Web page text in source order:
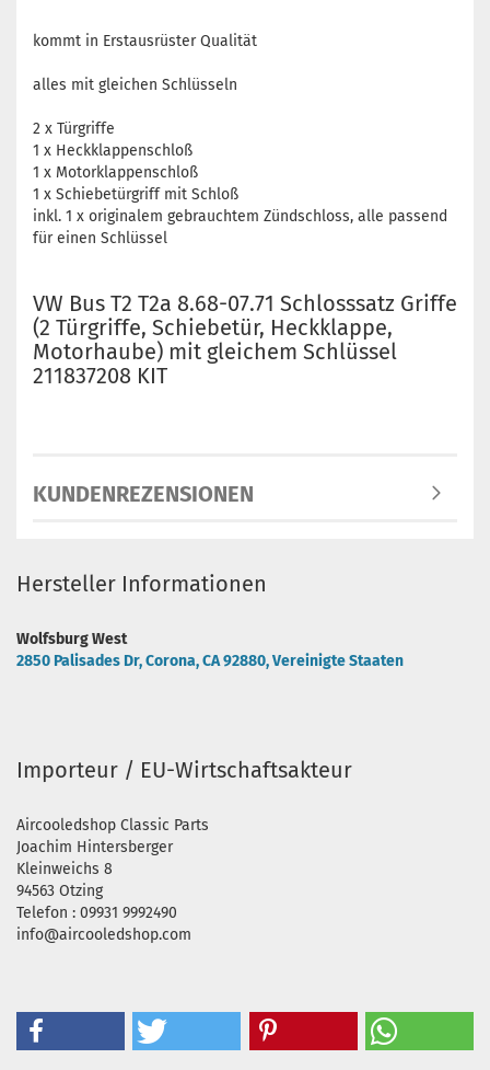
kommt in Erstausrüster Qualität
alles mit gleichen Schlüsseln
2 x Türgriffe
1 x Heckklappenschloß
1 x Motorklappenschloß
1 x Schiebetürgriff mit Schloß
inkl. 1 x originalem gebrauchtem Zündschloss, alle passend
für einen Schlüssel
VW Bus T2 T2a 8.68-07.71 Schlosssatz Griffe
(2 Türgriffe, Schiebetür, Heckklappe,
Motorhaube) mit gleichem Schlüssel
211837208 KIT
KUNDENREZENSIONEN
Hersteller Informationen
Wolfsburg West
2850 Palisades Dr, Corona, CA 92880, Vereinigte Staaten
Importeur / EU-Wirtschaftsakteur
Aircooledshop Classic Parts
Joachim Hintersberger
Kleinweichs 8
94563 Otzing
Telefon : 09931 9992490
info@aircooledshop.com